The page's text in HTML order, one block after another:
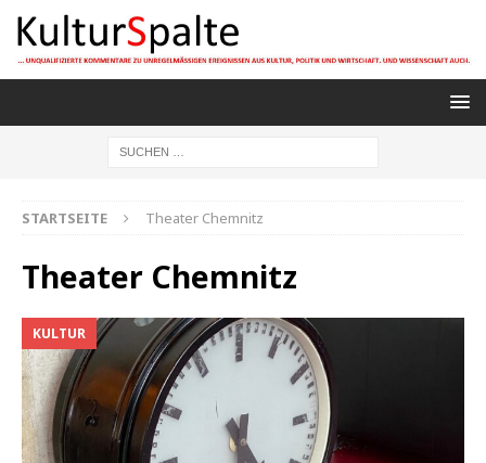
STARTSEITE Theater Chemnitz
Theater Chemnitz
KULTUR